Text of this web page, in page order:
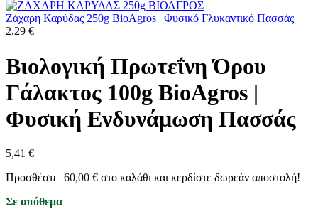
Ζάχαρη Καρύδας 250g BioAgros | Φυσικό Γλυκαντικό Πασσάς
2,29 €
Βιολογική Πρωτεΐνη Όρου
Γάλακτος 100g BioAgros |
Φυσική Ενδυνάμωση Πασσάς
5,41 €
Προσθέστε 60,00 € στο καλάθι και κερδίστε δωρεάν αποστολή!
Σε απόθεμα